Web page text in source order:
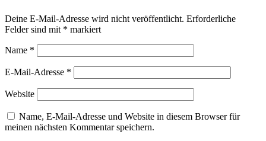
Deine E-Mail-Adresse wird nicht veröffentlicht. Erforderliche
Felder sind mit * markiert
Name *
E-Mail-Adresse *
Website
Name, E-Mail-Adresse und Website in diesem Browser für
meinen nächsten Kommentar speichern.